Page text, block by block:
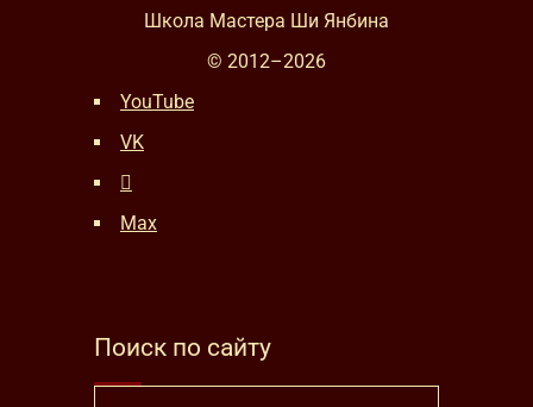
Школа Мастера Ши Янбина
© 2012–2026
YouTube
VK
Max
Поиск по сайту